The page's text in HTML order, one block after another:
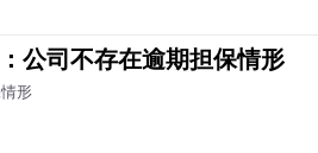
公司不存在逾期担保情形
形